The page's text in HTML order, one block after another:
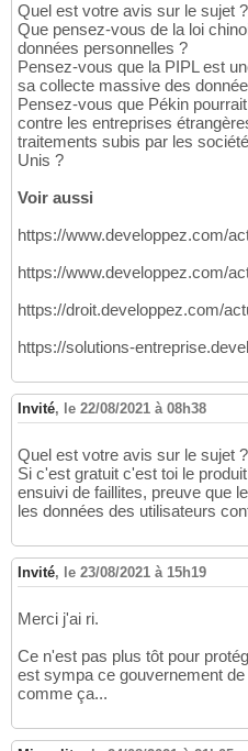
Quel est votre avis sur le sujet ?
Que pensez-vous de la loi
données personnelles ?
Pensez-vous que la PIPL est
sa collecte massive des
Pensez-vous que Pékin
contre les entreprises
traitements subis par les
Unis ?
Voir aussi
https://www.developpez.com/
https://www.developpez.com/
https://droit.developpez.com/
https://solutions-
Invité, le 22/08/2021 à 08h38
Quel est votre avis sur le sujet ?
Si c'est gratuit c'est toi le
ensuivi de faillites, preuve que
les données des utilisateurs
Invité, le 23/08/2021 à 15h19
Merci j'ai ri.
Ce n'est pas plus tôt pour
est sympa ce gouvernement
comme ça...